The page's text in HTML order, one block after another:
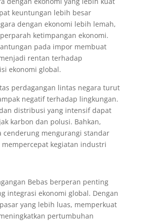
keuntungan lebih besar
dengan ekonomi lebih lemah,
ketimpangan ekonomi.
pada impor membuat
rentan terhadap
ekonomi global.
perdagangan lintas negara turut
negatif terhadap lingkungan.
distribusi yang intensif dapat
karbon dan polusi. Bahkan,
cenderung mengurangi standar
kegiatan industri
Bebas berperan penting
integrasi ekonomi global. Dengan
yang lebih luas, memperkuat
pertumbuhan